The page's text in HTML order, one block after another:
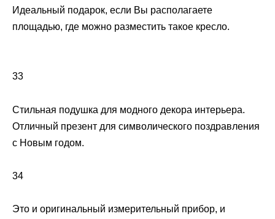
Идеальный подарок, если Вы располагаете
площадью, где можно разместить такое кресло.
33
Стильная подушка для модного декора интерьера.
Отличный презент для символического поздравления
с Новым годом.
34
Это и оригинальный измерительный прибор, и